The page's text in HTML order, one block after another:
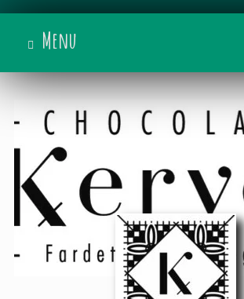
Menu